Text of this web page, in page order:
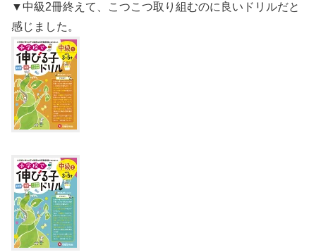
▼中級2冊終えて、こつこつ取り組むのに良いドリルだと
感じました。